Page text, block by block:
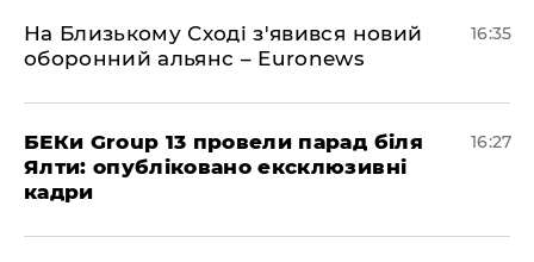
На Близькому Сході з'явився новий
оборонний альянс – Euronews
16:35
БЕКи Group 13 провели парад біля
Ялти: опубліковано ексклюзивні
кадри
16:27